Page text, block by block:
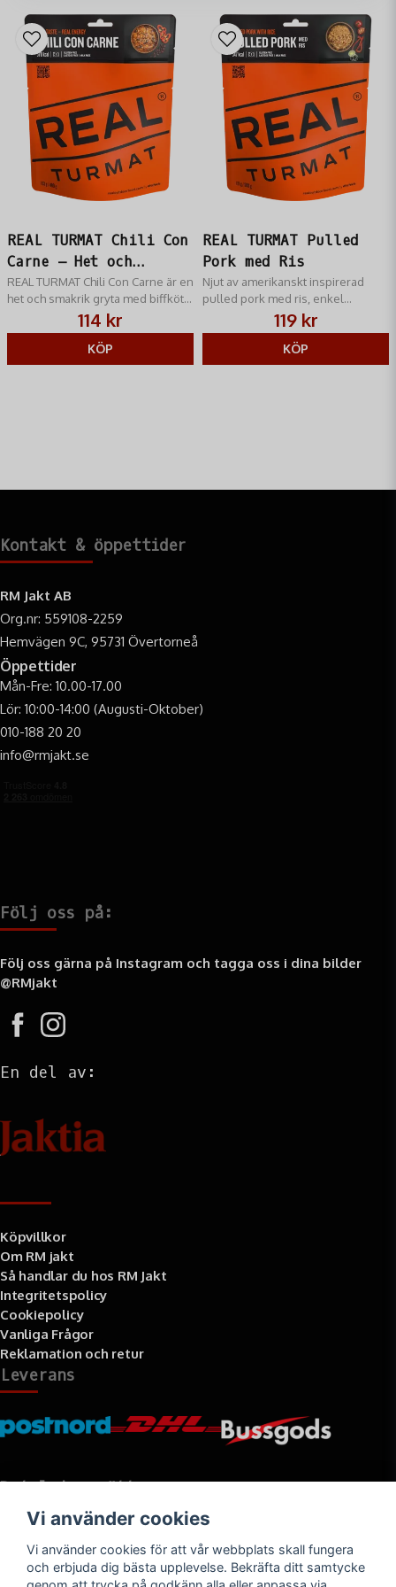
annat.
Varför köpa hos RM Jakt
När du handlar hos RM Jakt får du:
noggrant utvalt sortiment för jakt och friluftsliv
snabb leverans
produkter från välkända varumärken
personlig service
REAL TURMAT Chili Con
Carne – Het och
smakrik friluftsgryta
REAL TURMAT Chili Con Carne är en
het och smakrik gryta med biffkött,
ris och bönor. Perfekt för friluftsliv.
114 kr
KÖP
REAL TURMAT Pulled
Pork med Ris
Njut av amerikanskt inspirerad
pulled pork med ris, enkel
tillagning ute i naturen.
119 kr
KÖP
Kontakt & öppettider
RM Jakt AB
Org.nr: 559108-2259
Hemvägen 9C, 95731 Övertorneå
Öppettider
Mån-Fre: 10.00-17.00
Lör: 10:00-14:00 (Augusti-Oktober)
010-188 20 20
info@rmjakt.se
Följ oss på:
Följ oss gärna på Instagram och tagga oss i dina bilder
@RMjakt
En del av:
Köpvillkor
Om RM jakt
Så handlar du hos RM Jakt
Integritetspolicy
Cookiepolicy
Vanliga Frågor
Reklamation och retur
Leverans
Betalningssätt
Vi använder cookies
Vi använder cookies för att vår webbplats skall fungera
och erbjuda dig bästa upplevelse. Bekräfta ditt samtycke